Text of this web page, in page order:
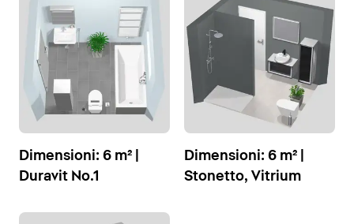
Dimensioni: 6 m² |
Duravit No.1
Dimensioni: 6 m² |
Stonetto, Vitrium